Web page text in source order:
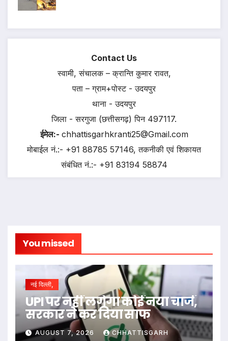
Contact Us
स्वामी, संचालक – क्रान्ति कुमार रावत,
पता – ग्राम+पोस्ट - उदयपुर
थाना - उदयपुर
जिला - सरगुजा (छत्तीसगढ़) पिन 497117.
ईमेल:- chhattisgarhkranti25@Gmail.com
मोबाईल नं.:- +91 88785 57146, तकनीकी एवं शिकायत
संबंधित नं.:- +91 83194 58874
You missed
नई दिल्ली,
UPI पर नहीं लगेगा कोई नया चार्ज,
सरकार ने कर दिया साफ
AUGUST 7, 2026 CHHATTISGARH